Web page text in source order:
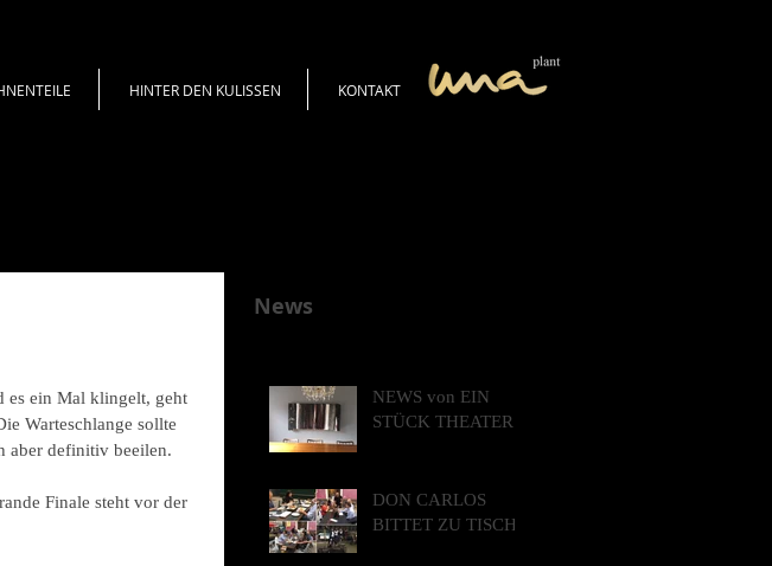
HINTER DEN KULISSEN KONTAKT
es ein Mal klingelt, geht
Warteschlange sollte
aber definitiv beeilen.
Finale steht vor der
News
NEWS von EIN
STÜCK THEATER
DON CARLOS
BITTET ZU TISCH